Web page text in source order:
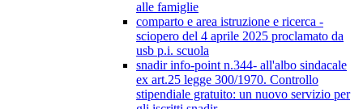
alle famiglie
comparto e area istruzione e ricerca -
sciopero del 4 aprile 2025 proclamato da
usb p.i. scuola
snadir info-point n.344- all'albo sindacale
ex art.25 legge 300/1970. Controllo
stipendiale gratuito: un nuovo servizio per